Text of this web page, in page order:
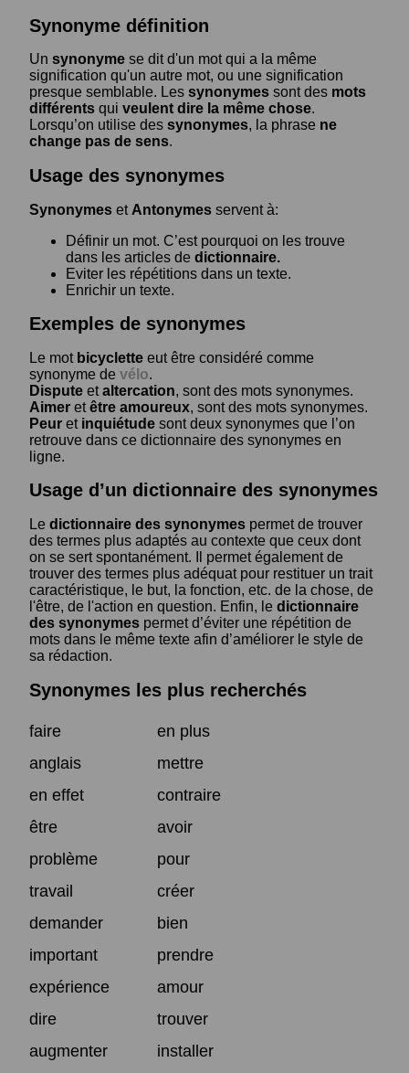
Synonyme définition
Un synonyme se dit d'un mot qui a la même
signification qu'un autre mot, ou une signification
presque semblable. Les synonymes sont des mots
différents qui veulent dire la même chose.
Lorsqu’on utilise des synonymes, la phrase ne
change pas de sens.
Usage des synonymes
Synonymes et Antonymes servent à:
Définir un mot. C’est pourquoi on les trouve
dans les articles de dictionnaire.
Eviter les répétitions dans un texte.
Enrichir un texte.
Exemples de synonymes
Le mot bicyclette eut être considéré comme
synonyme de vélo.
Dispute etaltercation, sont des mots synonymes.
Aimer etêtre amoureux, sont des mots synonymes.
Peur et inquiétude sont deux synonymes que l’on
retrouve dans ce dictionnaire des synonymes en
ligne.
Usage d’un dictionnaire des synonymes
Le dictionnaire des synonymes permet de trouver
des termes plus adaptés au contexte que ceux dont
on se sert spontanément. Il permet également de
trouver des termes plus adéquat pour restituer un trait
caractéristique, le but, la fonction, etc. de la chose, de
l'être, de l'action en question. Enfin, le dictionnaire
des synonymes permet d’éviter une répétition de
mots dans le même texte afin d’améliorer le style de
sa rédaction.
Synonymes les plus recherchés
faire
en plus
anglais
mettre
en effet
contraire
être
avoir
problème
pour
travail
créer
demander
bien
important
prendre
expérience
amour
dire
trouver
augmenter
installer